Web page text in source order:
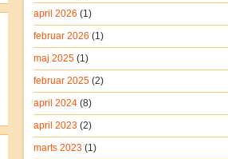
april 2026 (1)
februar 2026 (1)
maj 2025 (1)
februar 2025 (2)
april 2024 (8)
april 2023 (2)
marts 2023 (1)